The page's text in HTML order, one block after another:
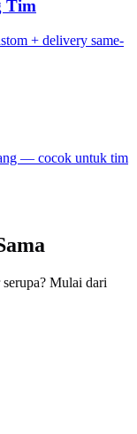
Tim
+ delivery same-
— cocok untuk tim
Mulai dari